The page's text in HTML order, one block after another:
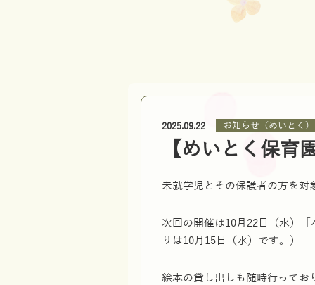
2025.09.22 お知らせ（めいとく）
【めいとく保育
未就学児とその保護者の方を対
次回の開催は10月22日（水）
りは10月15日（水）です。）
絵本の貸し出しも随時行ってお